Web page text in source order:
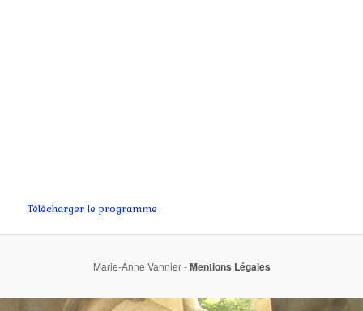
Télécharger le programme
Marie-Anne Vannier -Mentions Légales